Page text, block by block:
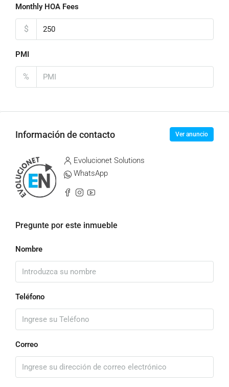
Monthly HOA Fees
$
PMI
%
Información de contacto Ver anuncio
Evolucionet Solutions
WhatsApp
Pregunte por este inmueble
Nombre
Teléfono
Correo